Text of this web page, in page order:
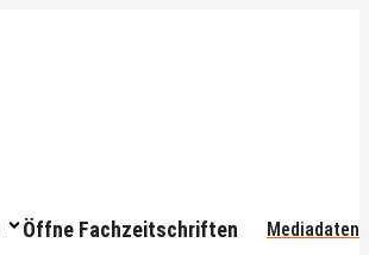
Öffne Fachzeitschriften Mediadaten